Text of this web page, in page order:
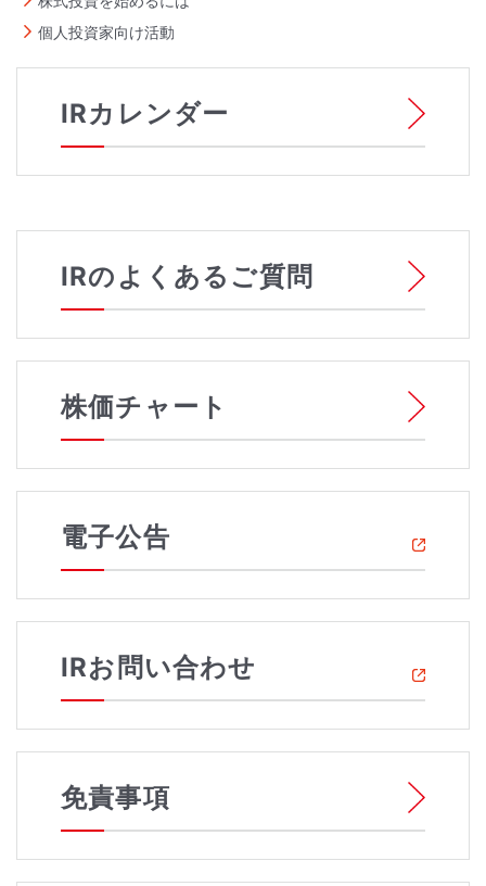
個人投資家向け活動
IRカレンダー
IRのよくあるご質問
株価チャート
電子公告
IRお問い合わせ
免責事項